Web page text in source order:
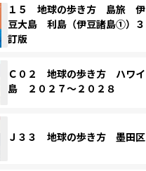
１５ 地球の歩き方 島旅 伊
豆大島 利島（伊豆諸島①）３
訂版
Ｃ０２ 地球の歩き方 ハワイ
島 ２０２７～２０２８
Ｊ３３ 地球の歩き方 墨田区